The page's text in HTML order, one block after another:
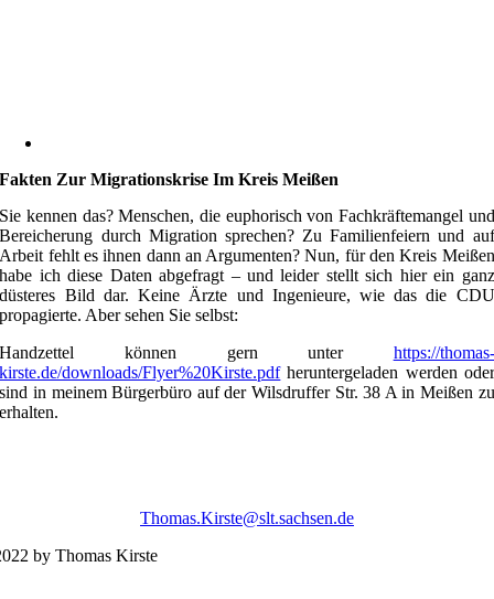
Fakten Zur Migrationskrise Im Kreis Meißen
Sie kennen das? Menschen, die euphorisch von Fachkräftemangel und
Bereicherung durch Migration sprechen? Zu Familienfeiern und auf
Arbeit fehlt es ihnen dann an Argumenten? Nun, für den Kreis Meißen
habe ich diese Daten abgefragt – und leider stellt sich hier ein ganz
düsteres Bild dar. Keine Ärzte und Ingenieure, wie das die CDU
propagierte. Aber sehen Sie selbst:
Handzettel können gern unter https://thomas-
kirste.de/downloads/Flyer%20Kirste.pdfheruntergeladen werden oder
sind in meinem Bürgerbüro auf der Wilsdruffer Str. 38 A in Meißen zu
erhalten.
Thomas.Kirste@slt.sachsen.de
by Thomas Kirste